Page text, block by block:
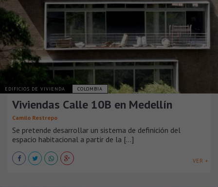
EDIFICIOS DE VIVIENDA COLOMBIA
Viviendas Calle 10B en Medellín
Camilo Restrepo
Se pretende desarrollar un sistema de definición del
espacio habitacional a partir de la [...]
VER +